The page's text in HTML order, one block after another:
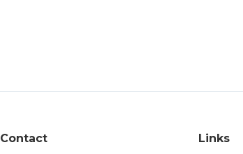
Contact Links